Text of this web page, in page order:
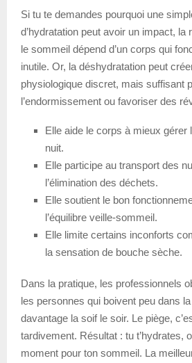
Si tu te demandes pourquoi une
d’hydratation peut avoir un impact, la
le sommeil dépend d’un corps qui
inutile. Or, la déshydratation peut
physiologique discret, mais suffisant
l’endormissement ou favoriser des
Elle aide le corps à mieux gérer
nuit.
Elle participe au transport des
l’élimination des déchets.
Elle soutient le bon
l’équilibre veille-sommeil.
Elle limite certains inconforts
la sensation de bouche sèche.
Dans la pratique, les professionnels
les personnes qui boivent peu dans
davantage la soif le soir. Le piège,
tardivement. Résultat : tu t’hydrates,
moment pour ton sommeil. La